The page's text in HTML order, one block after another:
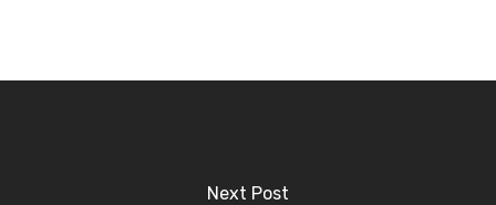
Next Post